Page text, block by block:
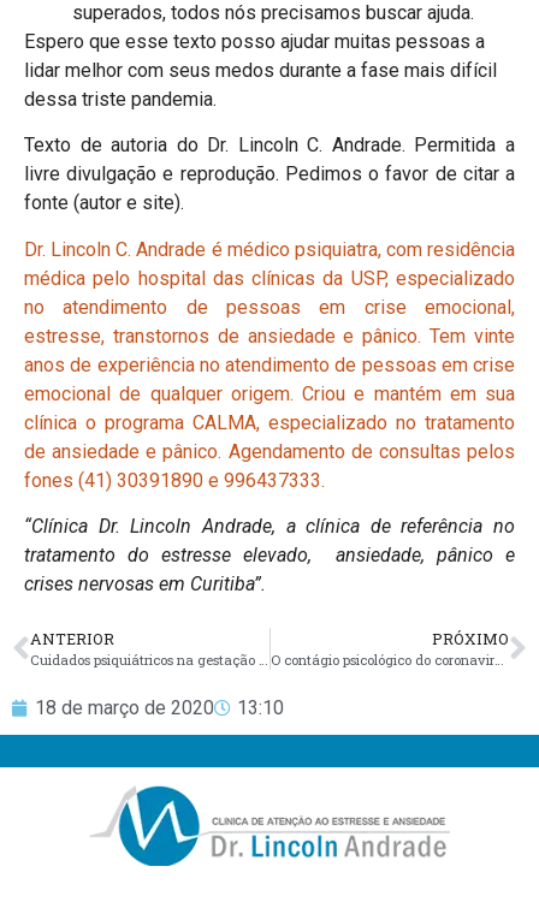
superados, todos nós precisamos buscar ajuda.
Espero que esse texto posso ajudar muitas pessoas a
lidar melhor com seus medos durante a fase mais difícil
dessa triste pandemia.
Texto de autoria do Dr. Lincoln C. Andrade. Permitida a
livre divulgação e reprodução. Pedimos o favor de citar a
fonte (autor e site).
Dr. Lincoln C. Andrade é médico psiquiatra, com residência
médica pelo hospital das clínicas da USP, especializado
no atendimento de pessoas em crise emocional,
estresse, transtornos de ansiedade e pânico. Tem vinte
anos de experiência no atendimento de pessoas em crise
emocional de qualquer origem. Criou e mantém em sua
clínica o programa CALMA, especializado no tratamento
de ansiedade e pânico. Agendamento de consultas pelos
fones (41) 30391890 e 996437333.
“Clínica Dr. Lincoln Andrade, a clínica de referência no
tratamento do estresse elevado, ansiedade, pânico e
crises nervosas em Curitiba”.
ANTERIOR
Cuidados psiquiátricos na gestação e no puerpério da mulher com transtorno bipolar
PRÓXIMO
O contágio psicológico do coronavirus: entenda como isso acontece e evite mais sofrimento.
18 de março de 2020 13:10